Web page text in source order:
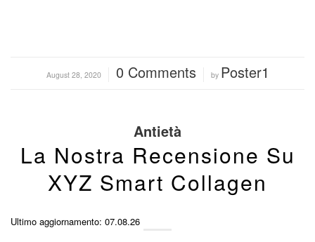
August 28, 2020
/ 0 Comments
/ by Poster1
Antietà
La Nostra Recensione Su
XYZ Smart Collagen
Ultimo aggiornamento: 07.08.26